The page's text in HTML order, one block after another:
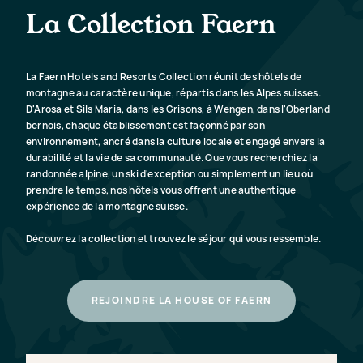
La Collection Faern
La Faern Hotels and Resorts Collection réunit des hôtels de
montagne au caractère unique, répartis dans les Alpes suisses.
D'Arosa et Sils Maria, dans les Grisons, à Wengen, dans l'Oberland
bernois, chaque établissement est façonné par son
environnement, ancré dans la culture locale et engagé envers la
durabilité et la vie de sa communauté. Que vous recherchiez la
randonnée alpine, un ski d'exception ou simplement un lieu où
prendre le temps, nos hôtels vous offrent une authentique
expérience de la montagne suisse.
Découvrez la collection et trouvez le séjour qui vous ressemble.
REJOINDRE LA HOUSE OF FAERN